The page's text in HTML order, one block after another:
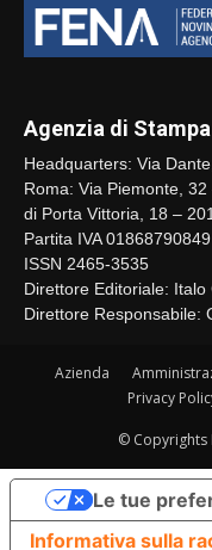
Agenzia di
Headquarters: Via
Roma: Via Piemonte,
di Porta Vittoria, 18 –
Partita IVA 01868790849
ISSN 2465-3535
Direttore Editoriale: Italo
Direttore Responsabile:
Azienda
Privacy
© Copyrights
Informativa sulla
Le tue